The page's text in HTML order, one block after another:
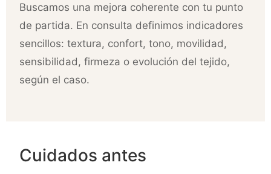
Buscamos una mejora coherente con tu punto
de partida. En consulta definimos indicadores
sencillos: textura, confort, tono, movilidad,
sensibilidad, firmeza o evolución del tejido,
según el caso.
Cuidados antes